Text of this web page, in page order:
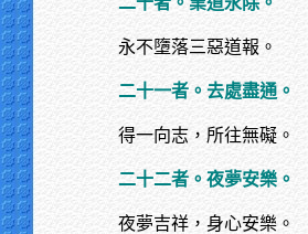
永不墮落三惡道報。
二十一者。去處盡通。
得一向志，所往無礙。
二十二者。夜夢安樂。
夜夢吉祥，身心安樂。